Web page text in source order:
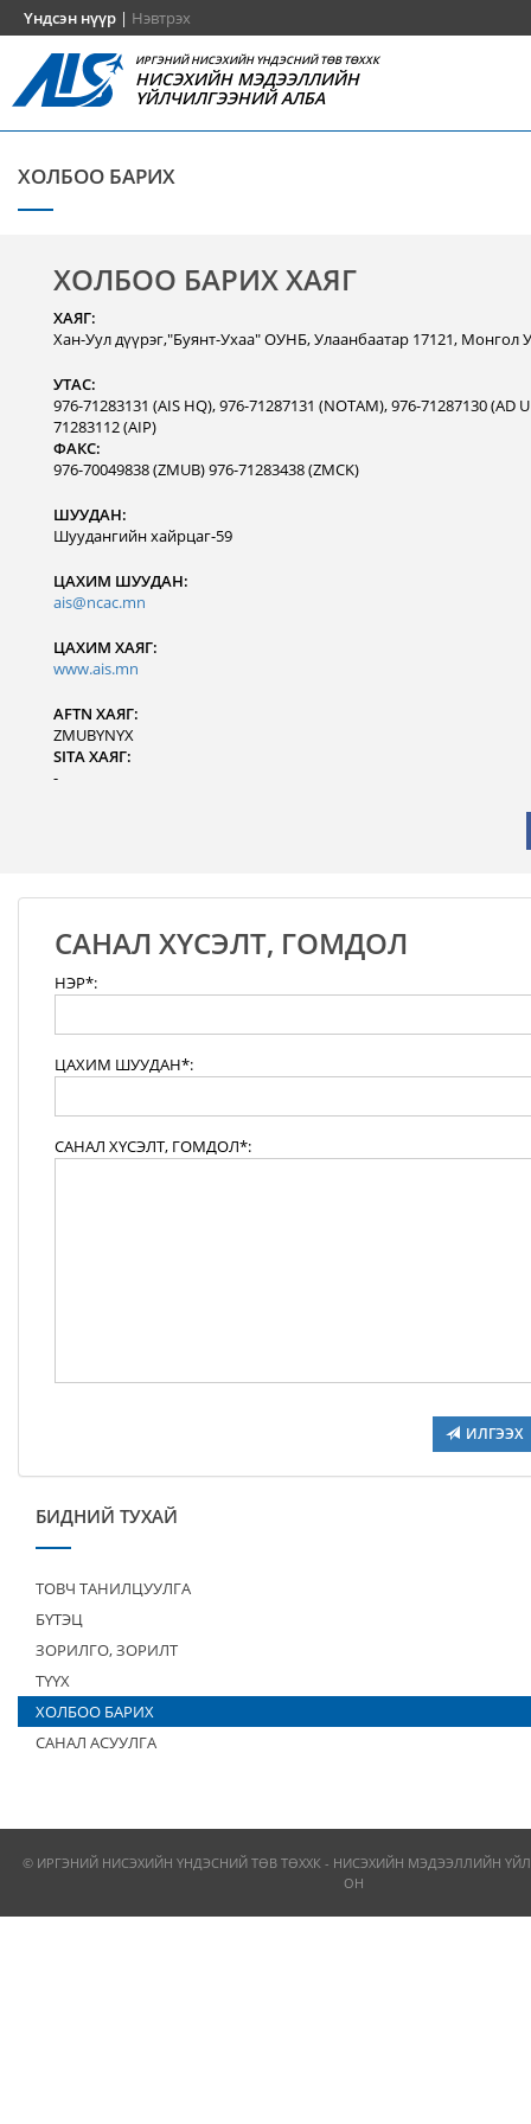
Үндсэн нүүр | Нэвтрэх
ИРГЭНИЙ НИСЭХИЙН ҮНДЭСНИЙ ТӨВ ТӨХХК
НИСЭХИЙН МЭДЭЭЛЛИЙН
ҮЙЛЧИЛГЭЭНИЙ АЛБА
ХОЛБОО БАРИХ
ХОЛБОО БАРИХ ХАЯГ
ХАЯГ:
Хан-Уул дүүрэг,"Буянт-Ухаа" ОУНБ, Улаанбаатар 17121, Монгол
УТАС:
976-71283131 (AIS HQ), 976-71287131 (NOTAM), 976-71287130 (AD
71283112 (AIP)
ФАКС:
976-70049838 (ZMUB) 976-71283438 (ZMCK)
ШУУДАН:
Шуудангийн хайрцаг-59
ЦАХИМ ШУУДАН:
ais@ncac.mn
ЦАХИМ ХАЯГ:
www.ais.mn
AFTN ХАЯГ:
ZMUBYNYX
SITA ХАЯГ:
-
САНАЛ ХҮСЭЛТ, ГОМДОЛ
НЭР*:
ЦАХИМ ШУУДАН*:
САНАЛ ХҮСЭЛТ, ГОМДОЛ*:
ИЛГЭЭХ
БИДНИЙ ТУХАЙ
ТОВЧ ТАНИЛЦУУЛГА
БҮТЭЦ
ЗОРИЛГО, ЗОРИЛТ
ТҮҮХ
ХОЛБОО БАРИХ
САНАЛ АСУУЛГА
© ИРГЭНИЙ НИСЭХИЙН ҮНДЭСНИЙ ТӨВ ТӨХХК - НИСЭХИЙН МЭДЭЭЛЛИЙН
ОН